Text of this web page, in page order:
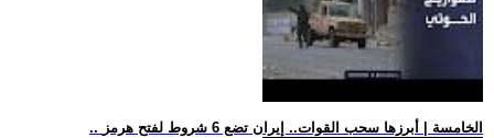
.. الخامسة | أبرزها سحب القوات.. إيران تضع 6 شروط لفتح هرمز